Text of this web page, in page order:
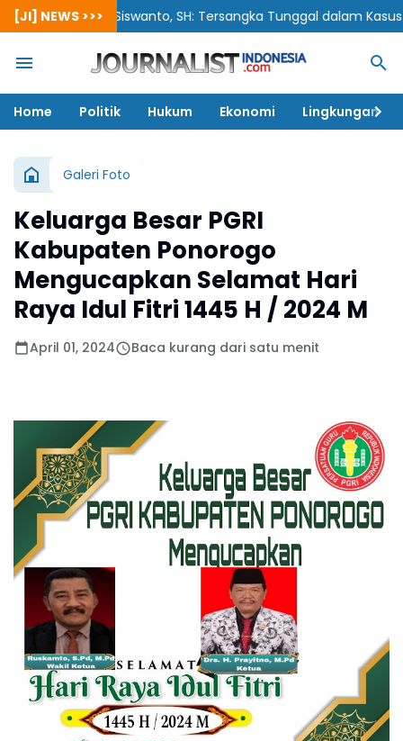
[JI] NEWS >>>Siswanto, SH: Tersangka Tunggal dalam Kasus
Home Politik Hukum Ekonomi Lingkungan
Galeri Foto
Keluarga Besar PGRI
Kabupaten Ponorogo
Mengucapkan Selamat Hari
Raya Idul Fitri 1445 H / 2024 M
April 01, 2024 Baca kurang dari satu menit